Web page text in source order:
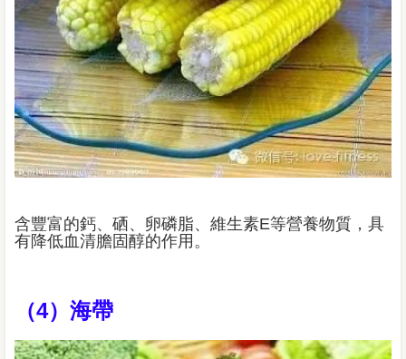
含豐富的鈣、硒、卵磷脂、維生素E等營養物質，具
有降低血清膽固醇的作用。
（4）海帶